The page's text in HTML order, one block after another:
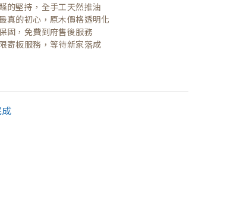
的堅持，全手工天然推油
真的初心，原木價格透明化
固，免費到府售後服務
寄板服務，等待新家落成